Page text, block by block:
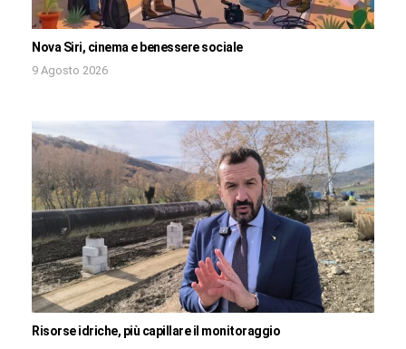
Nova Siri, cinema e benessere sociale
9 Agosto 2026
Risorse idriche, più capillare il monitoraggio